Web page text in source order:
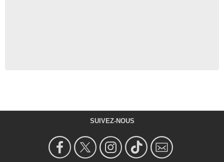
SUIVEZ-NOUS